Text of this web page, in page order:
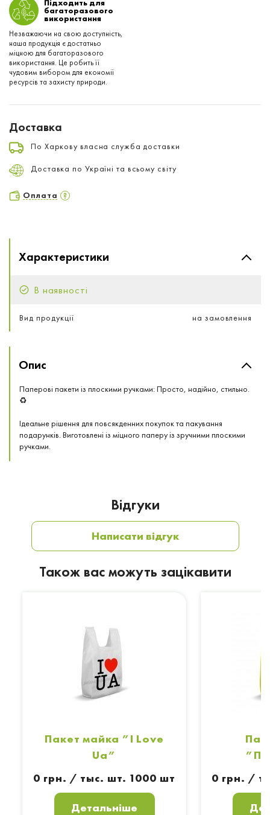
Підходить для
багаторазового
використання
Незважаючи на свою доступність,
наша продукція є достатньо
міцною для багаторазового
використання. Це робить її
чудовим вибором для економії
ресурсів та захисту природи.
Доставка
По Харкову власна служба доставки
Доставка по Україні та всьому світу
Оплата
Характеристики
В наявності
Вид продукції на замовлення
Опис
Паперові пакети із плоскими ручками: Просто, надійно, стильно.
♻️
Ідеальне рішення для повсякденних покупок та пакування
подарунків. Виготовлені із міцного паперу із зручними плоскими
ручками.
Відгуки
Написати відгук
Також вас можуть зацікавити
Пакет майка ”I Love
Ua”
0 грн. / тыс. шт. 1000 шт
Детальніше
0 грн. /